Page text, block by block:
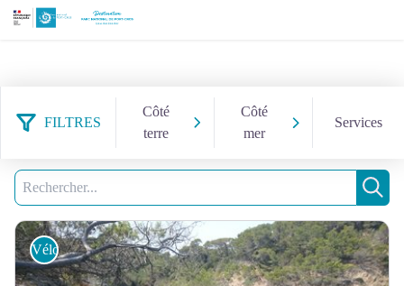
FILTRES
Côté
terre
Côté
mer
Services
257 résultats trouvés
Recherche
Vélo